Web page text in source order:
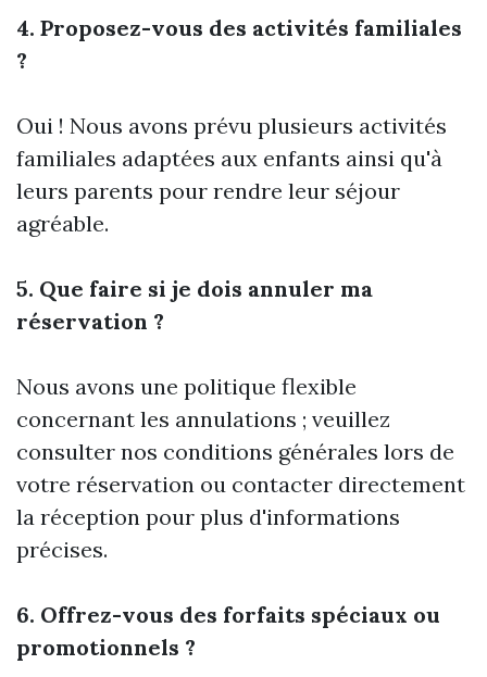
4. Proposez-vous des activités familiales
?
Oui ! Nous avons prévu plusieurs activités
familiales adaptées aux enfants ainsi qu'à
leurs parents pour rendre leur séjour
agréable.
5. Que faire si je dois annuler ma
réservation ?
Nous avons une politique flexible
concernant les annulations ; veuillez
consulter nos conditions générales lors de
votre réservation ou contacter directement
la réception pour plus d'informations
précises.
6. Offrez-vous des forfaits spéciaux ou
promotionnels ?